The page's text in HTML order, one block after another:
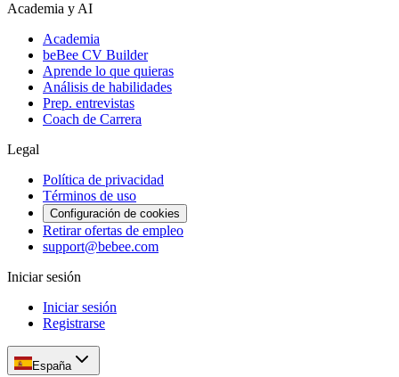
Academia y AI
Academia
beBee CV Builder
Aprende lo que quieras
Análisis de habilidades
Prep. entrevistas
Coach de Carrera
Legal
Política de privacidad
Términos de uso
Configuración de cookies
Retirar ofertas de empleo
support@bebee.com
Iniciar sesión
Iniciar sesión
Registrarse
España